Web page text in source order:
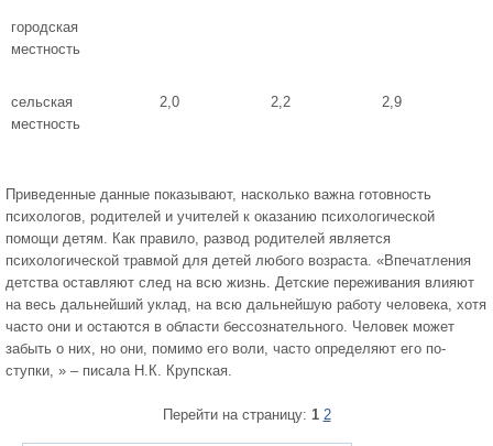
городская
местность
сельская
местность
2,0 2,2 2,9
Приведенные данные показывают, насколько важна готовность
психоло­гов, родителей и учителей к оказанию психологической
помощи детям. Как правило, развод родителей является
психологической травмой для детей лю­бого возраста. «Впечатления
детства оставляют след на всю жизнь. Детские переживания влияют
на весь дальнейший уклад, на всю дальнейшую работу человека, хотя
часто они и остаются в области бессознательного. Человек может
забыть о них, но они, помимо его воли, часто определяют его по­
ступки, » – писала Н.К. Крупская.
Перейти на страницу: 1 2